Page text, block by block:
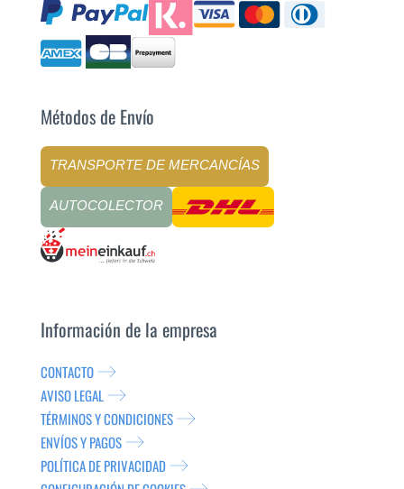
Métodos de Envío
TRANSPORTE DE MERCANCÍAS
AUTOCOLECTOR
Información de la empresa
CONTACTO
AVISO LEGAL
TÉRMINOS Y CONDICIONES
ENVÍOS Y PAGOS
POLÍTICA DE PRIVACIDAD